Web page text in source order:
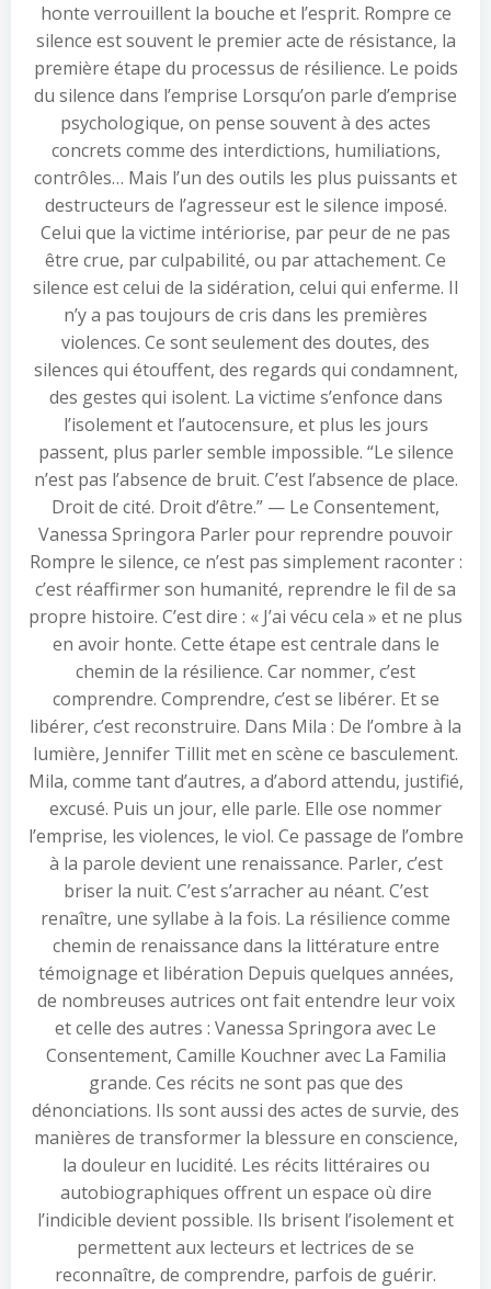
honte verrouillent la bouche et l’esprit. Rompre ce
silence est souvent le premier acte de résistance, la
première étape du processus de résilience. Le poids
du silence dans l’emprise Lorsqu’on parle d’emprise
psychologique, on pense souvent à des actes
concrets comme des interdictions, humiliations,
contrôles… Mais l’un des outils les plus puissants et
destructeurs de l’agresseur est le silence imposé.
Celui que la victime intériorise, par peur de ne pas
être crue, par culpabilité, ou par attachement. Ce
silence est celui de la sidération, celui qui enferme. Il
n’y a pas toujours de cris dans les premières
violences. Ce sont seulement des doutes, des
silences qui étouffent, des regards qui condamnent,
des gestes qui isolent. La victime s’enfonce dans
l’isolement et l’autocensure, et plus les jours
passent, plus parler semble impossible. “Le silence
n’est pas l’absence de bruit. C’est l’absence de place.
Droit de cité. Droit d’être.” — Le Consentement,
Vanessa Springora Parler pour reprendre pouvoir
Rompre le silence, ce n’est pas simplement raconter :
c’est réaffirmer son humanité, reprendre le fil de sa
propre histoire. C’est dire : « J’ai vécu cela » et ne plus
en avoir honte. Cette étape est centrale dans le
chemin de la résilience. Car nommer, c’est
comprendre. Comprendre, c’est se libérer. Et se
libérer, c’est reconstruire. Dans Mila : De l’ombre à la
lumière, Jennifer Tillit met en scène ce basculement.
Mila, comme tant d’autres, a d’abord attendu, justifié,
excusé. Puis un jour, elle parle. Elle ose nommer
l’emprise, les violences, le viol. Ce passage de l’ombre
à la parole devient une renaissance. Parler, c’est
briser la nuit. C’est s’arracher au néant. C’est
renaître, une syllabe à la fois. La résilience comme
chemin de renaissance dans la littérature entre
témoignage et libération Depuis quelques années,
de nombreuses autrices ont fait entendre leur voix
et celle des autres : Vanessa Springora avec Le
Consentement, Camille Kouchner avec La Familia
grande. Ces récits ne sont pas que des
dénonciations. Ils sont aussi des actes de survie, des
manières de transformer la blessure en conscience,
la douleur en lucidité. Les récits littéraires ou
autobiographiques offrent un espace où dire
l’indicible devient possible. Ils brisent l’isolement et
permettent aux lecteurs et lectrices de se
reconnaître, de comprendre, parfois de guérir.